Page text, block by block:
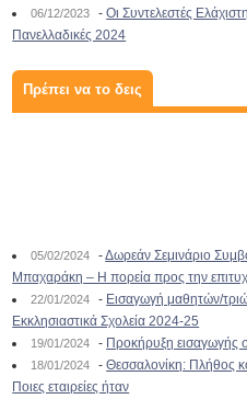
06/12/2023 -Οι Συντελεστές
Πανελλαδικές 2024
Πρέπει να το δεις
05/02/2024 -Δωρεάν Σεμινάριο
Μπαχαράκη – Η πορεία προς την
22/01/2024 - Εισαγωγή μαθητών/
Εκκλησιαστικά Σχολεία 2024-25
19/01/2024 - Προκήρυξη εισαγωγής
18/01/2024 -Θεσσαλονίκη: Πλήθος
Ποιες εταιρείες ήταν